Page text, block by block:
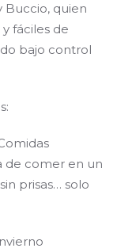
Buccio, quien
fáciles de
bajo control
de comer en un
prisas… solo